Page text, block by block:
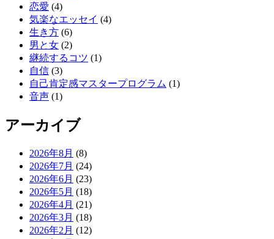
恋愛 (4)
気楽なエッセイ (4)
生き方 (6)
男と女 (2)
継続するコツ (1)
自信 (3)
自己肯定感マスタープログラム (1)
音声 (1)
アーカイブ
2026年8月 (8)
2026年7月 (24)
2026年6月 (23)
2026年5月 (18)
2026年4月 (21)
2026年3月 (18)
2026年2月 (12)